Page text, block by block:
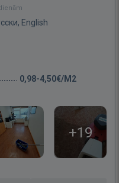
English
0,98-4,50€/M2
+19